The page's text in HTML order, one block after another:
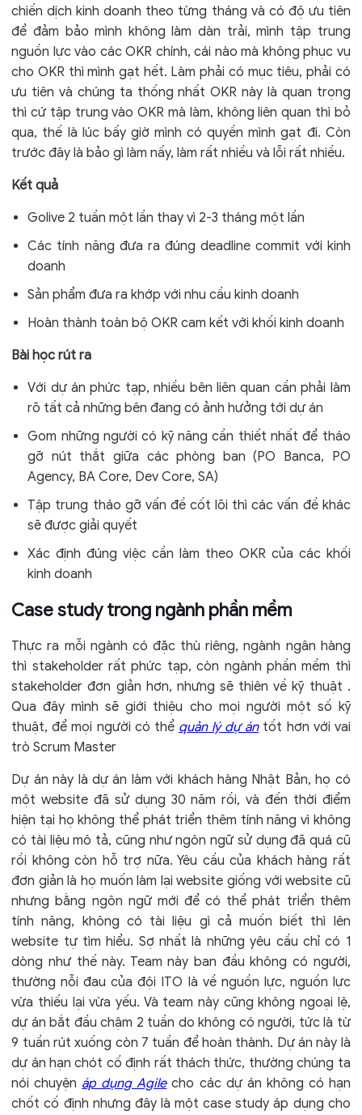
chiến dịch kinh doanh theo từng tháng và có độ ưu tiên
để đảm bảo mình không làm dàn trải, mình tập trung
nguồn lực vào các OKR chính, cái nào mà không phục vụ
cho OKR thì mình gạt hết. Làm phải có mục tiêu, phải có
ưu tiên và chúng ta thống nhất OKR này là quan trọng
thì cứ tập trung vào OKR mà làm, không liên quan thì bỏ
qua, thế là lúc bấy giờ mình có quyền mình gạt đi. Còn
trước đây là bảo gì làm nấy, làm rất nhiều và lỗi rất nhiều.
Kết quả
Golive 2 tuần một lần thay vì 2-3 tháng một lần
Các tính năng đưa ra đúng deadline commit với kinh
doanh
Sản phẩm đưa ra khớp với nhu cầu kinh doanh
Hoàn thành toàn bộ OKR cam kết với khối kinh doanh
Bài học rút ra
Với dự án phức tạp, nhiều bên liên quan cần phải làm
rõ tất cả những bên đang có ảnh hưởng tới dự án
Gom những người có kỹ năng cần thiết nhất để tháo
gỡ nút thắt giữa các phòng ban (PO Banca, PO
Agency, BA Core, Dev Core, SA)
Tập trung tháo gỡ vấn đề cốt lõi thì các vấn đề khác
sẽ được giải quyết
Xác định đúng việc cần làm theo OKR của các khối
kinh doanh
Case study trong ngành phần mềm
Thực ra mỗi ngành có đặc thù riêng, ngành ngân hàng
thì stakeholder rất phức tạp, còn ngành phần mềm thì
stakeholder đơn giản hơn, nhưng sẽ thiên về kỹ thuật .
Qua đây mình sẽ giới thiệu cho mọi người một số kỹ
thuật, để mọi người có thể quản lý dự ántốt hơn với vai
trò Scrum Master
Dự án này là dự án làm với khách hàng Nhật Bản, họ có
một website đã sử dụng 30 năm rồi, và đến thời điểm
hiện tại họ không thể phát triển thêm tính năng vì không
có tài liệu mô tả, cũng như ngôn ngữ sử dụng đã quá cũ
rồi không còn hỗ trợ nữa. Yêu cầu của khách hàng rất
đơn giản là họ muốn làm lại website giống với website cũ
nhưng bằng ngôn ngữ mới để có thể phát triển thêm
tính năng, không có tài liệu gì cả muốn biết thì lên
website tự tìm hiểu. Sợ nhất là những yêu cầu chỉ có 1
dòng như thế này. Team này ban đầu không có người,
thường nỗi đau của đội ITO là về nguồn lực, nguồn lực
vừa thiếu lại vừa yếu. Và team này cũng không ngoại lệ,
dự án bắt đầu chậm 2 tuần do không có người, tức là từ
9 tuần rút xuống còn 7 tuần để hoàn thành. Dự án này là
dự án hạn chót cố định rất thách thức, thường chúng ta
nói chuyện áp dụng Agilecho các dự án không có hạn
chốt cố định nhưng đây là một case study áp dụng cho